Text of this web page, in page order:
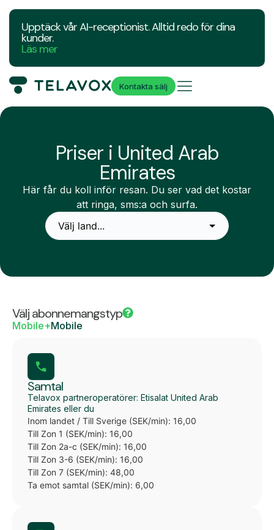
Upptäck vår AI-receptionist. Alltid redo för dina
kunder.
Läs mer
Kontakta sälj
Priser i United Arab
Emirates
Här får du koll inför resan. Du ser vad det kostar
att ringa, sms:a och surfa.
Välj abonnemangstyp
Mobile+Mobile
Samtal
Telavox partneroperatörer: Etisalat United Arab
Emirates eller du
Inom landet / Till Sverige (SEK/min): 16,00
Till Zon 1 (SEK/min): 16,00
Till Zon 2a-c (SEK/min): 16,00
Till Zon 3-6 (SEK/min): 16,00
Till Zon 7 (SEK/min): 48,00
Ta emot samtal (SEK/min): 6,00